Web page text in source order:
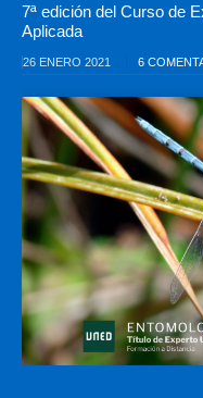
7ª edición del Curso de
Aplicada
26 ENERO 2021 6